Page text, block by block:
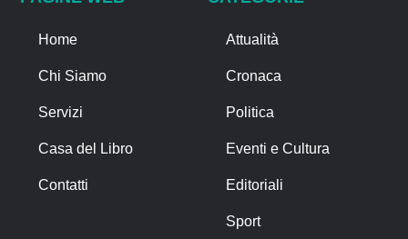
Home
Chi Siamo
Servizi
Casa del Libro
Contatti
Attualità
Cronaca
Politica
Eventi e Cultura
Editoriali
Sport